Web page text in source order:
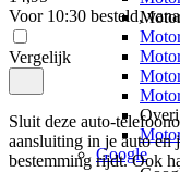
Google
Voor 10:30 besteld,
Vergelijk
Sluit deze auto-
aansluiting in je auto en
bestemming rijdt. Ook